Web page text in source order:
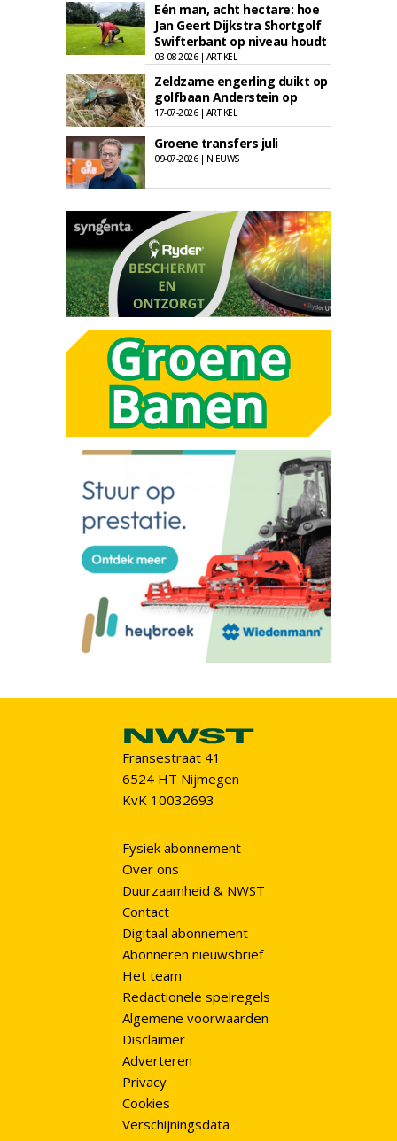
Eén man, acht hectare: hoe
Jan Geert Dijkstra Shortgolf
Swifterbant op niveau houdt
03-08-2026 | ARTIKEL
Zeldzame engerling duikt op
golfbaan Anderstein op
17-07-2026 | ARTIKEL
Groene transfers juli
09-07-2026 | NIEUWS
Fransestraat 41
6524 HT Nijmegen
KvK 10032693
Fysiek abonnement
Over ons
Duurzaamheid & NWST
Contact
Digitaal abonnement
Abonneren nieuwsbrief
Het team
Redactionele spelregels
Algemene voorwaarden
Disclaimer
Adverteren
Privacy
Cookies
Verschijningsdata